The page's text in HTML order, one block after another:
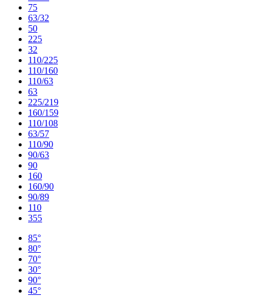
75
63/32
50
225
32
110/225
110/160
110/63
63
225/219
160/159
110/108
63/57
110/90
90/63
90
160
160/90
90/89
110
355
85°
80°
70°
30°
90°
45°